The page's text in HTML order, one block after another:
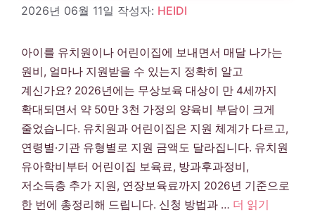
2026년 06월 11일 작성자: HEIDI
아이를 유치원이나 어린이집에 보내면서 매달 나가는
원비, 얼마나 지원받을 수 있는지 정확히 알고
계신가요? 2026년에는 무상보육 대상이 만 4세까지
확대되면서 약 50만 3천 가정의 양육비 부담이 크게
줄었습니다. 유치원과 어린이집은 지원 체계가 다르고,
연령별·기관 유형별로 지원 금액도 달라집니다. 유치원
유아학비부터 어린이집 보육료, 방과후과정비,
저소득층 추가 지원, 연장보육료까지 2026년 기준으로
한 번에 총정리해 드립니다. 신청 방법과 … 더 읽기